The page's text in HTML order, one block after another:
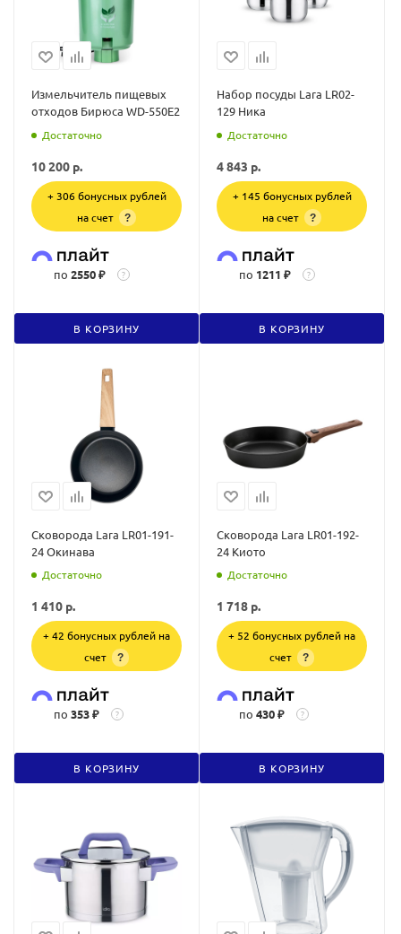
Измельчитель пищевых
отходов Бирюса WD-550E2
Достаточно
10 200 р.
+ 306 бонусных рублей
на счет
?
по 2550 ₽ ?
В КОРЗИНУ
Набор посуды Lara LR02-
129 Ника
Достаточно
4 843 р.
+ 145 бонусных рублей
на счет
?
по 1211 ₽ ?
В КОРЗИНУ
Сковорода Lara LR01-191-
24 Окинава
Достаточно
1 410 р.
+ 42 бонусных рублей на
счет
?
по 353 ₽ ?
В КОРЗИНУ
Сковорода Lara LR01-192-
24 Киото
Достаточно
1 718 р.
+ 52 бонусных рублей на
счет
?
по 430 ₽ ?
В КОРЗИНУ